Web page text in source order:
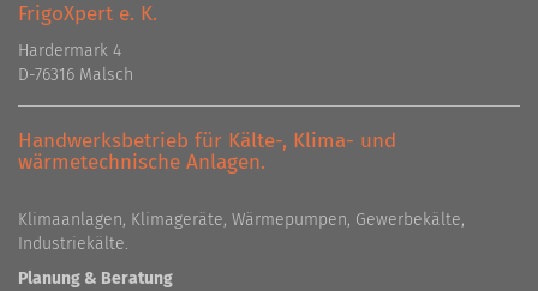
FrigoXpert e. K.
Hardermark 4
D-76316 Malsch
Handwerksbetrieb für Kälte-, Klima- und
wärmetechnische Anlagen.
Klimaanlagen, Klimageräte, Wärmepumpen, Gewerbekälte,
Industriekälte.
Planung & Beratung